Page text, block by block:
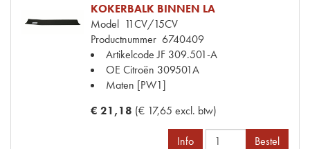
KOKERBALK BINNEN LA
Model 11CV/15CV
Productnummer 6740409
Artikelcode JF 309.501-A
OE Citroën 309501A
Maten [PW1]
€ 21,18 (€ 17,65 excl. btw)
Info Bestel